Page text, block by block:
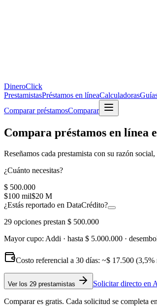
DineroClick
PrestamistasPréstamos en líneaCalculadoras
Comparar préstamosComparar
Compara préstamos en línea
Reseñamos cada prestamista con su razón social,
¿Cuánto necesitas?
$ 500.000
$100 mil$20 M
¿Estás reportado en DataCrédito?
29 opciones prestan $ 500.000
Mayor cupo: Addi · hasta $ 5.000.000 ·
Costo referencial a 30 días: ~$ 17.500 (3,5%
Ver los 29 prestamistas Solicitar directo en
Comparar es gratis. Cada solicitud se completa